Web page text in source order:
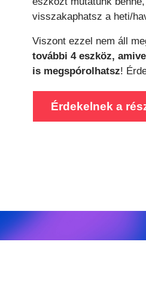
visszakaphatsz a heti/
Viszont ezzel nem áll
további 4 eszköz,
is megspórolhatsz!
Érdekelnek a